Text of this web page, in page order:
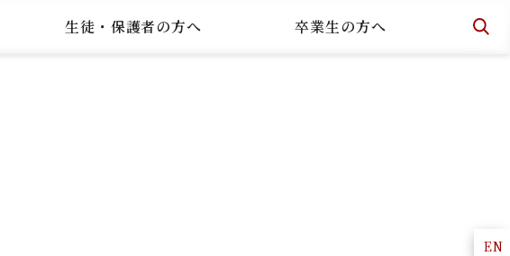
生徒・保護者の方へ 卒業生の方へ
EN